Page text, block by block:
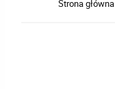
Strona główna